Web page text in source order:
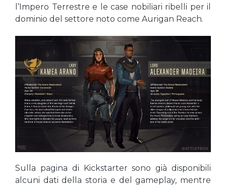
l’Impero Terrestre e le case nobiliari ribelli per il
dominio del settore noto come Aurigan Reach.
Sulla pagina di Kickstarter sono già disponibili
alcuni dati della storia e del gameplay, mentre